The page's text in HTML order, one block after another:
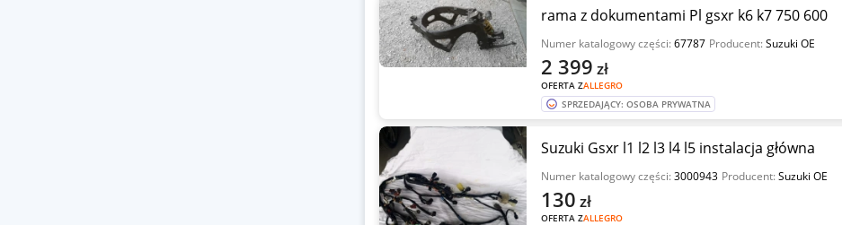
rama z dokumentami Pl gsxr k6 k7 750 600
Numer katalogowy części:67787 Producent:Suzuki OE
OFERTA ZALLEGRO
2 399 zł
SPRZEDAJĄCY: OSOBA PRYWATNA
Suzuki Gsxr l1 l2 l3 l4 l5 instalacja główna
Numer katalogowy części:3000943 Producent:Suzuki OE
OFERTA ZALLEGRO
130 zł